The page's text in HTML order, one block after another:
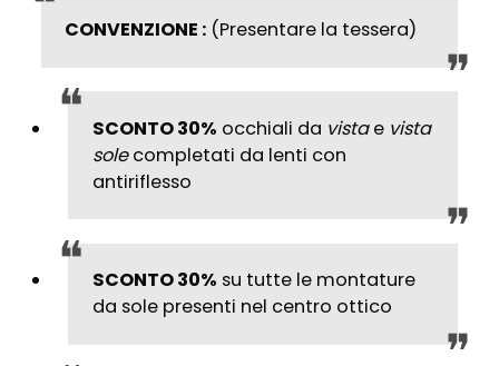
CONVENZIONE : (Presentare la tessera)
SCONTO 30% occhiali da vistae vista
solecompletati da lenti con
antiriflesso
SCONTO 30% su tutte le montature
da sole presenti nel centro ottico